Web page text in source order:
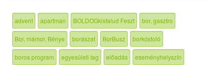
advent apartman BOLDOGkisfalud Feszt bor, gasztro
Bor, mámor, Bénye borászat BorBusz borkóstoló
boros program egyesületi tag előadás eseményhelyszín